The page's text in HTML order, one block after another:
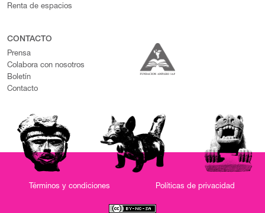
Renta de espacios
CONTACTO
Prensa
Colabora con nosotros
Boletín
Contacto
Términos y condiciones Políticas de privacidad